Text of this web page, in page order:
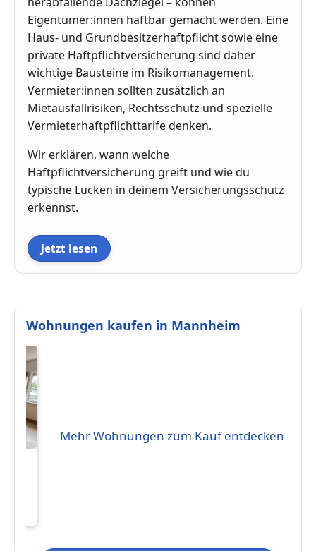
Eigentümer:innen haftbar gemacht werden. Eine
Haus- und Grundbesitzerhaftpflicht sowie eine
private Haftpflichtversicherung sind daher
wichtige Bausteine im Risikomanagement.
Vermieter:innen sollten zusätzlich an
Mietausfallrisiken, Rechtsschutz und spezielle
Vermieterhaftpflichttarife denken.
Wir erklären, wann welche
Haftpflichtversicherung greift und wie du
typische Lücken in deinem Versicherungsschutz
erkennst.
Jetzt lesen
Wohnungen kaufen in Mannheim
Mehr Wohnungen zum Kauf entdecken